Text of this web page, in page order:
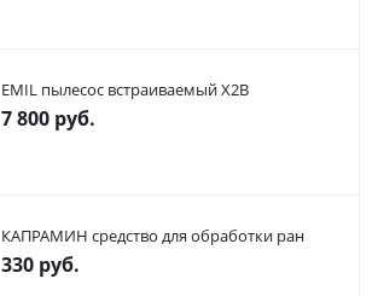
EMIL пылесос встраиваемый X2В
7 800 руб.
КАПРАМИН средство для обработки ран
330 руб.